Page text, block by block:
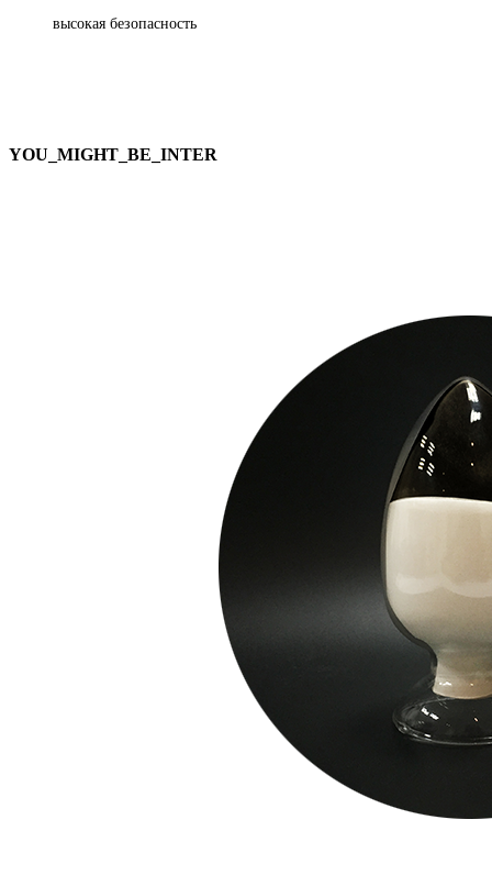
высокая безопасность
YOU_MIGHT_BE_INTER